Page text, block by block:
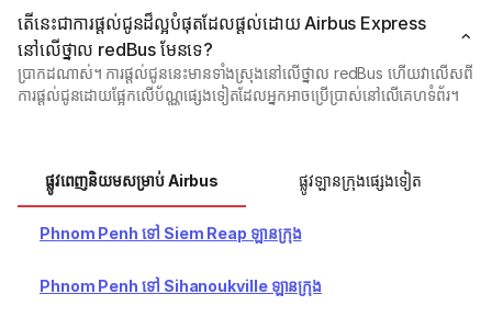
តើនេះជាការផ្តល់ជូនដ៏ល្អបំផុតដែលផ្តល់ដោយ Airbus Express
នៅលើថ្នាល redBus មែនទេ?
ប្រាកដណាស់។ ការផ្តល់ជូននេះមានទាំងស្រុងនៅលើថ្នាល redBus ហើយវាលើសពី
ការផ្តល់ជូនដោយផ្អែកលើប័ណ្ណផ្សេងទៀតដែលអ្នកអាចប្រើប្រាស់នៅលើគេហទំព័រ។
ផ្លូវពេញនិយមសម្រាប់ Airbus ផ្លូវឡានក្រុងផ្សេងទៀត
Phnom Penh ទៅ Siem Reap ឡានក្រុង
Phnom Penh ទៅ Sihanoukville ឡានក្រុង